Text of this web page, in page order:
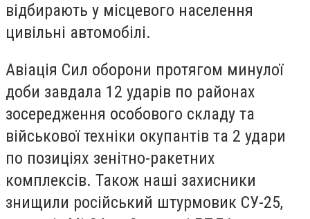
відбирають у місцевого населення
цивільні автомобілі.
Авіація Сил оборони протягом минулої
доби завдала 12 ударів по районах
зосередження особового складу та
військової техніки окупантів та 2 удари
по позиціях зенітно-ракетних
комплексів. Також наші захисники
знищили російський штурмовик СУ-25,